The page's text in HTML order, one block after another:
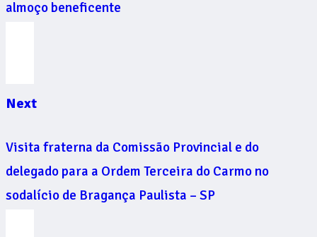
almoço beneficente
Next
Visita fraterna da Comissão Provincial e do
delegado para a Ordem Terceira do Carmo no
sodalício de Bragança Paulista – SP